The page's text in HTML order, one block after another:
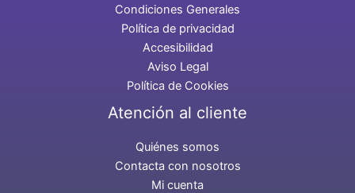
Condiciones Generales
Política de privacidad
Accesibilidad
Aviso Legal
Política de Cookies
Atención al cliente
Quiénes somos
Contacta con nosotros
Mi cuenta